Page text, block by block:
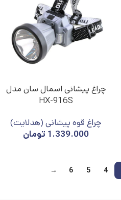
چراغ پیشانی اسمال سان مدل
HX-916S
چراغ قوه پیشانی (هدلایت)
1.339.000 تومان
4
5
6
→